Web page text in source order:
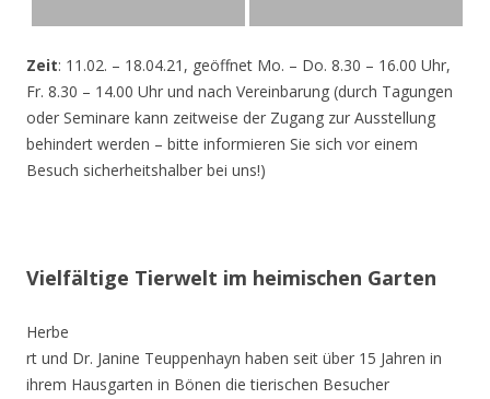
Zeit: 11.02. – 18.04.21, geöffnet Mo. – Do. 8.30 – 16.00 Uhr,
Fr. 8.30 – 14.00 Uhr und nach Vereinbarung (durch Tagungen
oder Seminare kann zeitweise der Zugang zur Ausstellung
behindert werden – bitte informieren Sie sich vor einem
Besuch sicherheitshalber bei uns!)
Vielfältige Tierwelt im heimischen Garten
Herbe
rt und Dr. Janine Teuppenhayn haben seit über 15 Jahren in
ihrem Hausgarten in Bönen die tierischen Besucher